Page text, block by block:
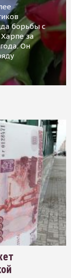
борьбы с
за
Он